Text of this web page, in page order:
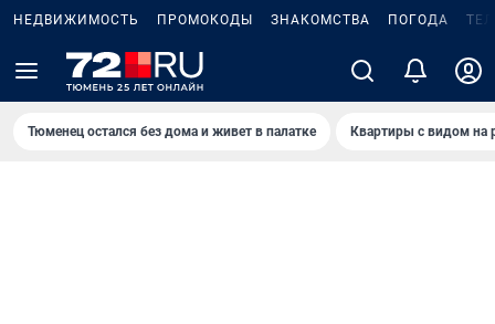
НЕДВИЖИМОСТЬ ПРОМОКОДЫ ЗНАКОМСТВА ПОГОДА
Тюменец остался без дома и живет в палатке Квартиры с видом на